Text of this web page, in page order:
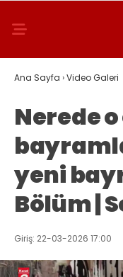
Ana Sayfa ›Video Galeri
Nerede
yeni
Bölüm |
Giriş: 22-03-2026 17:00